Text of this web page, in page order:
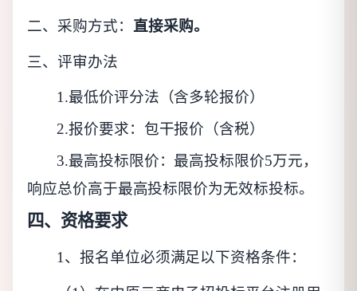
二、采购方式： 直接采购。
三、评审办法
1.最低价评分法（含多轮报价）
2.报价要求：包干报价（含税）
3.最高投标限价：最高投标限价5万元，
响应总价高于最高投标限价为无效标投标。
四、资格要求
1、报名单位必须满足以下资格条件：